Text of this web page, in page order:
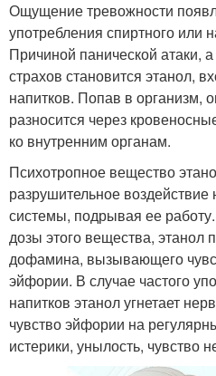
Ощущение тревожности
употребления спиртного или
Причиной панической атаки,
страхов становится этанол,
напитков. Попав в организм,
разносится через
ко внутренним органам.
Психотропное вещество
разрушительное
системы, подрывая ее
дозы этого вещества, этанол
дофамина, вызывающего
эйфории. В случае частого
напитков этанол угнетает
чувство эйфории на
истерики, унылость, чувство